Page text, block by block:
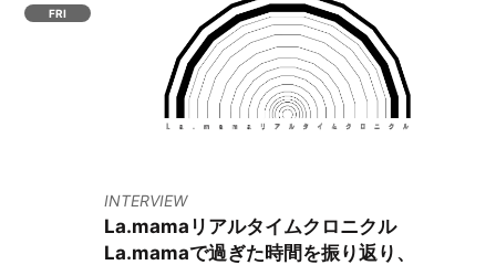
FRI
INTERVIEW
La.mamaリアルタイムクロニクル
La.mamaで過ぎた時間を振り返り、